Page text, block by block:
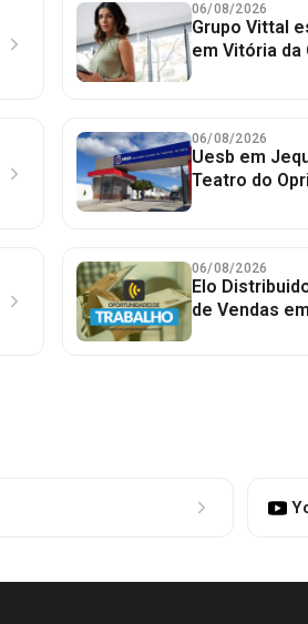
06/08/2026
Grupo Vittal
em Vitória da
06/08/2026
Uesb em
Teatro do
06/08/2026
Elo
de Vendas